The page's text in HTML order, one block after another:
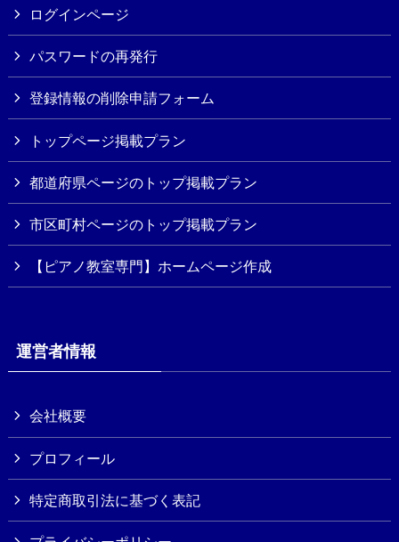
ログインページ
パスワードの再発行
登録情報の削除申請フォーム
トップページ掲載プラン
都道府県ページのトップ掲載プラン
市区町村ページのトップ掲載プラン
【ピアノ教室専門】ホームページ作成
運営者情報
会社概要
プロフィール
特定商取引法に基づく表記